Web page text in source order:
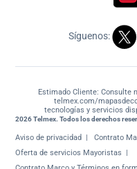
Síguenos:
Estimado Cliente: Consulte
telmex.com/
tecnologías y servicios
2026 Telmex. Todos los derechos
Aviso de privacidad
Contrato
Oferta de servicios Mayoristas